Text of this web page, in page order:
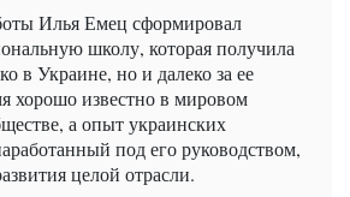
Илья Емец сформировал
школу, которая получила
в Украине, но и далеко за ее
хорошо известно в мировом
а опыт украинских
под его руководством,
целой отрасли.